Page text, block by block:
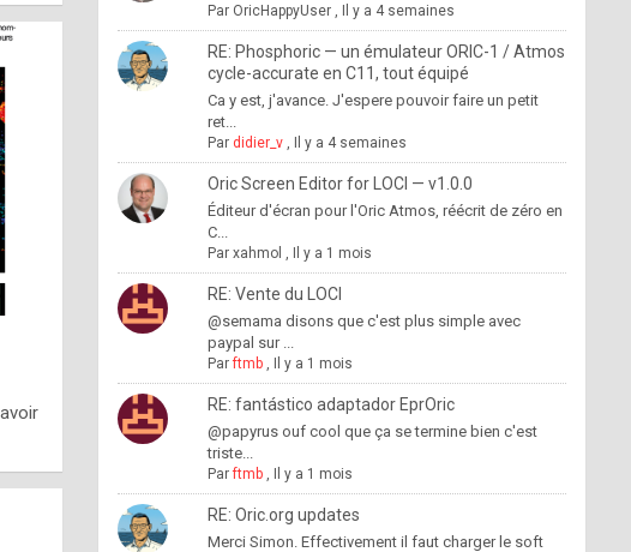
Par OricHappyUser, Il y a 4 semaines
RE: Phosphoric — un émulateur ORIC-1 / Atmos
cycle-accurate en C11, tout équipé
Ca y est, j'avance. J'espere pouvoir faire un petit
ret...
Par didier_v, Il y a 4 semaines
Oric Screen Editor for LOCI — v1.0.0
Éditeur d'écran pour l'Oric Atmos, réécrit de zéro en
C...
Par xahmol , Il y a 1 mois
RE: Vente du LOCI
@semama disons que c'est plus simple avec
paypal sur ...
Parftmb, Il y a 1 mois
RE: fantástico adaptador EprOric
@papyrus ouf cool que ça se termine bien c'est
triste...
Parftmb, Il y a 1 mois
RE: Oric.org updates
Merci Simon. Effectivement il faut charger le soft